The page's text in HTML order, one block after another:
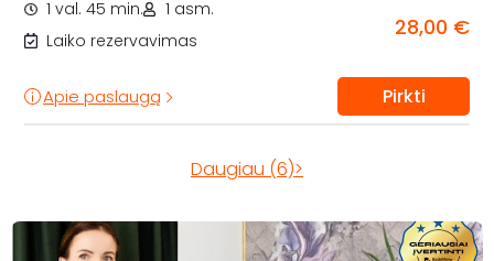
1 val. 45 min.
1 asm.
Laiko rezervavimas
28,00 €
Apie paslaugą Pirkti
Daugiau (6)>